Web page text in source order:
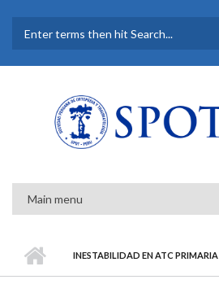
FORMULARIO DE
BÚSQUEDA
INESTABILIDAD EN ATC PRIMARIA